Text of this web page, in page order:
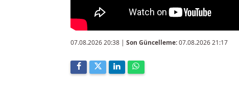
07.08.2026 20:38 | Son Güncelleme:07.08.2026 21:17